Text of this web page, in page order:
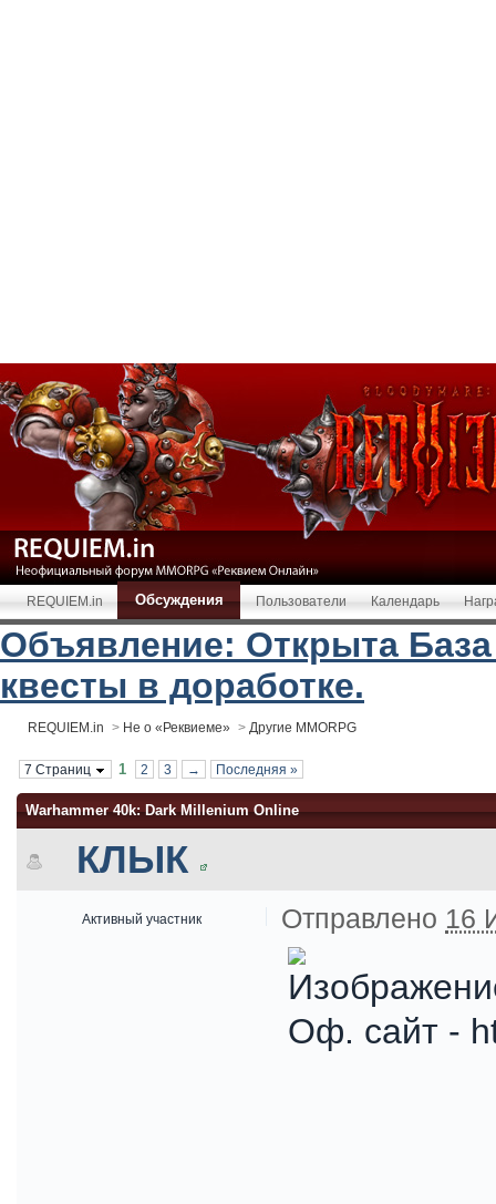
REQUIEM.in Обсуждения Пользователи Календарь
Объявление: Открыта
квесты в доработке.
REQUIEM.in > Не о «Реквиеме» > Другие MMORPG
7 Страниц 1 2 3 → Последняя »
Warhammer 40k: Dark Millenium Online
КЛЫК
Активный участник Отправлено 16
Оф. сайт -